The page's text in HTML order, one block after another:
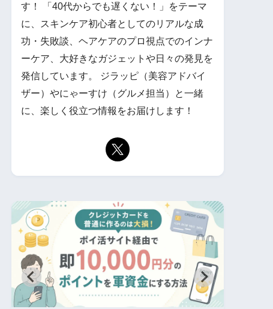
す！ 「40代からでも遅くない！」をテーマ
に、スキンケア初心者としてのリアルな成
功・失敗談、ヘアケアのプロ視点でのインナ
ーケア、大好きなガジェットや日々の発見を
発信しています。 ジラッピ（美容アドバイ
ザー）やにゃーすけ（グルメ担当）と一緒
に、楽しく役立つ情報をお届けします！